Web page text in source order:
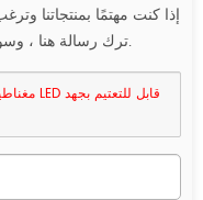
إذا كنت مهتمًا بمنتجاتنا
ترك رسالة هنا ، وسوف نقوم بالرد عليك في أقرب وقت ممكن.